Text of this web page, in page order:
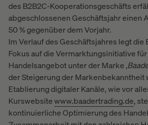
des B2B2C-Kooperationsgeschäfts
abgeschlossenen Geschäftsjahr einen
50 % gegenüber dem Vorjahr.
Im Verlauf des Geschäftsjahres legt die
Fokus auf die Vermarktungsinitiative
Handelsangebot unter der Marke ‚
der Steigerung der Markenbekanntheit
Etablierung digitaler Kanäle, wie vor
Kurswebsitewww.baadertrading.de,
kontinuierliche Optimierung des